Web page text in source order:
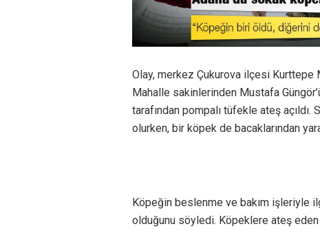
Olay, merkez Çukurova ilçesi Kurttepe
Mahalle sakinlerinden Mustafa
tarafından pompalı tüfekle ateş
olurken, bir köpek de bacaklarından
Köpeğin beslenme ve bakım işleriyle
olduğunu söyledi. Köpeklere ateş eden